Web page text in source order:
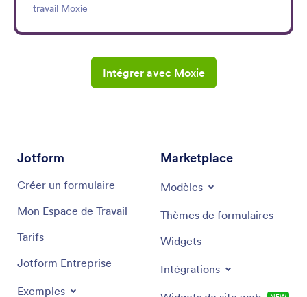
travail Moxie
Intégrer avec Moxie
Jotform
Créer un formulaire
Mon Espace de Travail
Tarifs
Jotform Entreprise
Exemples
Marketplace
Modèles
Thèmes de formulaires
Widgets
Intégrations